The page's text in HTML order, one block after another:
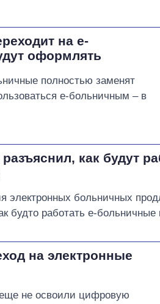
на е-
оформлять
полностью заменят
е-больничным – в
как будут
электронных больничных
будто работать е-больничные
на электронные
не освоили цифровую